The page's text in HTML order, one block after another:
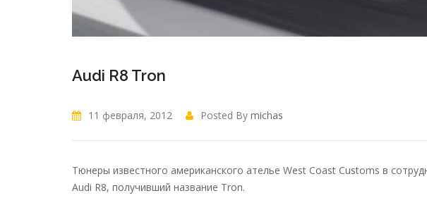
Audi R8 Tron
11 февраля, 2012 Posted By michas
Тюнеры известного американского ателье West Coast Customs в
Audi R8, получивший название Tron.